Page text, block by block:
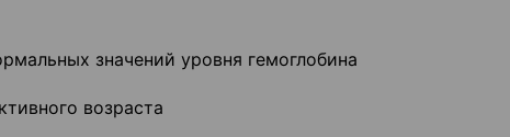
значений уровня гемоглобина
возраста